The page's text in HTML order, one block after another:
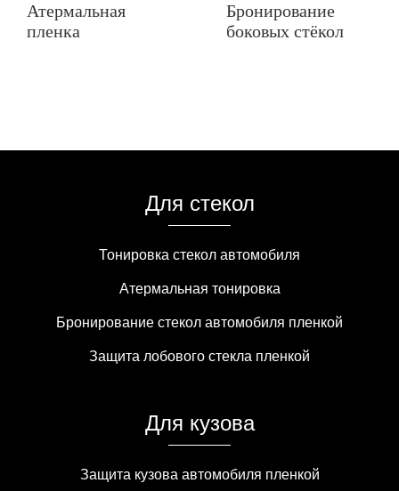
Атермальная
пленка
Бронирование
боковых стёкол
Для стекол
Тонировка стекол автомобиля
Атермальная тонировка
Бронирование стекол автомобиля пленкой
Защита лобового стекла пленкой
Для кузова
Защита кузова автомобиля пленкой